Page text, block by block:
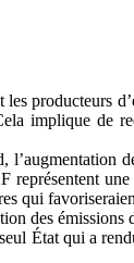
producteurs
implique de
des
État qui a